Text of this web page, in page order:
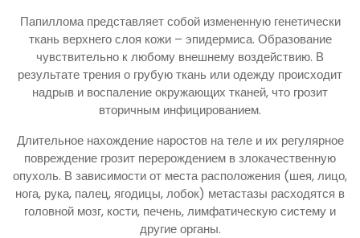
Папиллома представляет собой измененную генетически
ткань верхнего слоя кожи – эпидермиса. Образование
чувствительно к любому внешнему воздействию. В
результате трения о грубую ткань или одежду происходит
надрыв и воспаление окружающих тканей, что грозит
вторичным инфицированием.
Длительное нахождение наростов на теле и их регулярное
повреждение грозит перерождением в злокачественную
опухоль. В зависимости от места расположения (шея, лицо,
нога, рука, палец, ягодицы, лобок) метастазы расходятся в
головной мозг, кости, печень, лимфатическую систему и
другие органы.